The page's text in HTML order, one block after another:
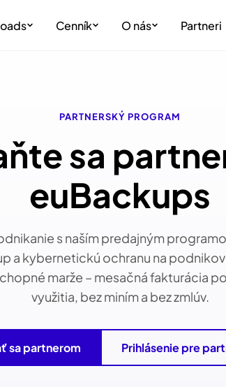
Cenník O nás Partneri
PARTNERSKÝ PROGRAM
sa
euBackups
s naším predajným
a kybernetickú ochranu na
marže – mesačná fakturácia
využitia, bez miním a bez zmlúv.
sa partnerom Prihlásenie pre